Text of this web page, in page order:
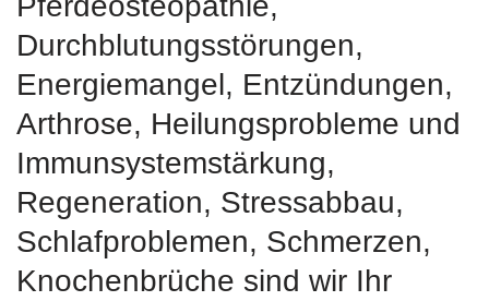
Durchblutungsstörungen,
Energiemangel, Entzündungen,
Arthrose, Heilungsprobleme und
Immunsystemstärkung,
Regeneration, Stressabbau,
Schlafproblemen, Schmerzen,
Knochenbrüche sind wir Ihr